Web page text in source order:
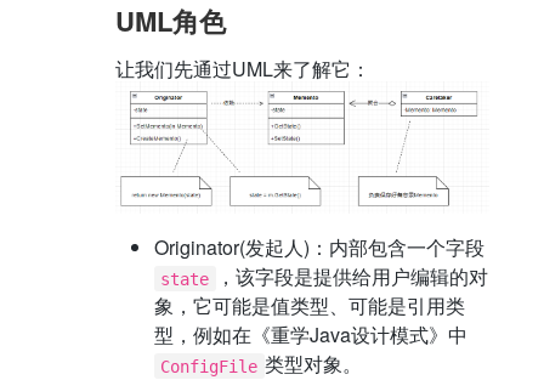
UML角色
让我们先通过UML来了解它：
Originator(发起人)：内部包含一个字段
state
，该字段是提供给用户编辑的对
象，它可能是值类型、可能是引用类
型，例如在《重学Java设计模式》中
ConfigFile 类型对象。